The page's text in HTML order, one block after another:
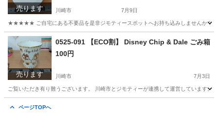
売ります 川崎市 7月9日
★★★★★ ご自宅にある不要品を是非ジモティースポットへお持ち込みしませんか？
神奈川 川崎市 現地
売ります
0525-091 【ECO割】 Disney Chip & Dale ごみ箱
100円
川崎市 7月3日
ご覧いただき有り難うございます。 川崎市とジモティーが連携して運営していま
ページTOPへ